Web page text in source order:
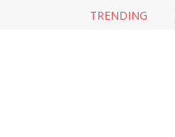
TRENDING